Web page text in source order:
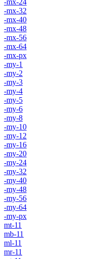
-mx-32
-mx-40
-mx-48
-mx-56
-mx-64
-mx-px
-my-1
-my-2
-my-3
-my-4
-my-5
-my-6
-my-8
-my-10
-my-12
-my-16
-my-20
-my-24
-my-32
-my-40
-my-48
-my-56
-my-64
-my-px
mt-11
mb-11
ml-11
mr-11